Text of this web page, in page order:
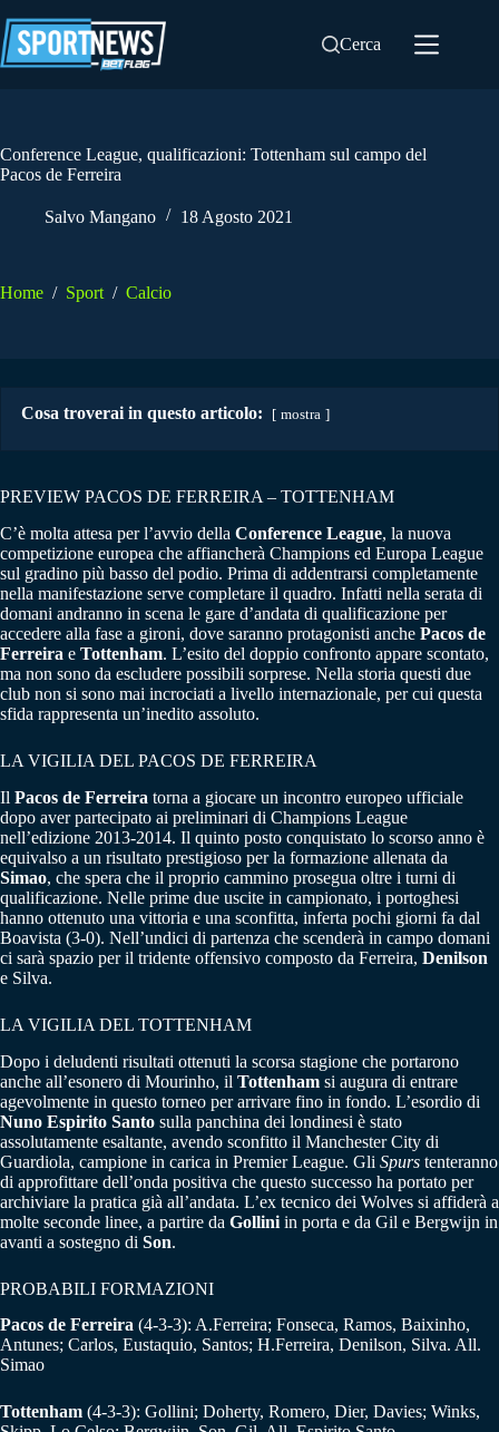
al
contenuto
Cerca
Conference League, qualificazioni: Tottenham sul campo del
Pacos de Ferreira
Salvo Mangano 18 Agosto 2021
Home / Sport / Calcio
Cosa troverai in questo articolo: mostra
PREVIEW PACOS DE FERREIRA – TOTTENHAM
C’è molta attesa per l’avvio della Conference League, la nuova
competizione europea che affiancherà Champions ed Europa League
sul gradino più basso del podio. Prima di addentrarsi completamente
nella manifestazione serve completare il quadro. Infatti nella serata di
domani andranno in scena le gare d’andata di qualificazione per
accedere alla fase a gironi, dove saranno protagonisti anche Pacos de
Ferreira e Tottenham. L’esito del doppio confronto appare scontato,
ma non sono da escludere possibili sorprese. Nella storia questi due
club non si sono mai incrociati a livello internazionale, per cui questa
sfida rappresenta un’inedito assoluto.
LA VIGILIA DEL PACOS DE FERREIRA
Il Pacos de Ferreira torna a giocare un incontro europeo ufficiale
dopo aver partecipato ai preliminari di Champions League
nell’edizione 2013-2014. Il quinto posto conquistato lo scorso anno è
equivalso a un risultato prestigioso per la formazione allenata da
Simao, che spera che il proprio cammino prosegua oltre i turni di
qualificazione. Nelle prime due uscite in campionato, i portoghesi
hanno ottenuto una vittoria e una sconfitta, inferta pochi giorni fa dal
Boavista (3-0). Nell’undici di partenza che scenderà in campo domani
ci sarà spazio per il tridente offensivo composto da Ferreira, Denilson
e Silva.
LA VIGILIA DEL TOTTENHAM
Dopo i deludenti risultati ottenuti la scorsa stagione che portarono
anche all’esonero di Mourinho, il Tottenham si augura di entrare
agevolmente in questo torneo per arrivare fino in fondo. L’esordio di
Nuno Espirito Santo sulla panchina dei londinesi è stato
assolutamente esaltante, avendo sconfitto il Manchester City di
Guardiola, campione in carica in Premier League. Gli Spurs tenteranno
di approfittare dell’onda positiva che questo successo ha portato per
archiviare la pratica già all’andata. L’ex tecnico dei Wolves si affiderà a
molte seconde linee, a partire da Gollini in porta e da Gil e Bergwijn in
avanti a sostegno di Son.
PROBABILI FORMAZIONI
Pacos de Ferreira (4-3-3): A.Ferreira; Fonseca, Ramos, Baixinho,
Antunes; Carlos, Eustaquio, Santos; H.Ferreira, Denilson, Silva. All.
Simao
Tottenham (4-3-3): Gollini; Doherty, Romero, Dier, Davies; Winks,